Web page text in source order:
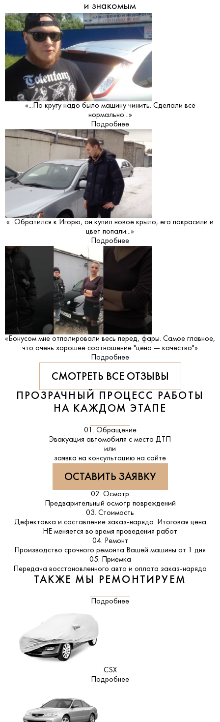
и знакомым
«...По кругу надо было машину чинить. Сделали всё
нормально...»
Подробнее
«...Обратился к Игорю, он купил новое крыло, его покрасили и
цвет попали...»
Подробнее
«Бонусом мне отполировали весь перед, фары. Самое главное,
что очень хорошее соотношение "цена — качество"»
Подробнее
СМОТРЕТЬ ВСЕ ОТЗЫВЫ
ПРОЗРАЧНЫЙ ПРОЦЕСС РАБОТЫ
НА КАЖДОМ ЭТАПЕ
01. Обращение
Эвакуация автомобиля с места ДТП
или
заявка на консультацию на сайте
ОСТАВИТЬ ЗАЯВКУ
02. Осмотр
Предварительный осмотр повреждений
03. Стоимость
Дефектовка и составление заказ-наряда. Итоговая цена
НЕ меняется во время проведения работ
04. Ремонт
Производство срочного ремонта Вашей машины от 1 дня
05. Приемка
Передача восстановленного авто и оплата заказ-наряда
ТАКЖЕ МЫ РЕМОНТИРУЕМ
Подробнее
CSX
Подробнее